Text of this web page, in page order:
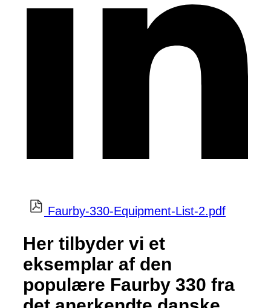
Faurby-330-Equipment-List-2.pdf
Her tilbyder vi et
eksemplar af den
populære Faurby 330 fra